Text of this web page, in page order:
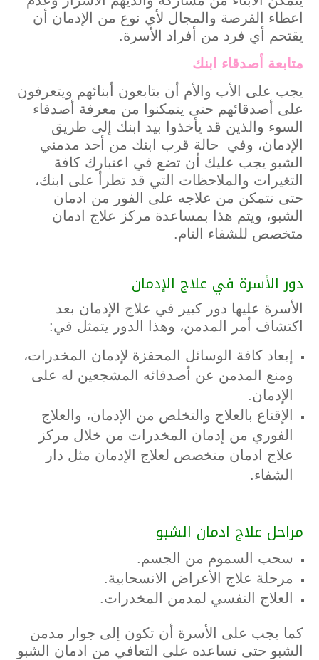
اعطاء الفرصة والمجال لأي نوع من الإدمان أن
يقتحم أي فرد من أفراد الأسرة.
متابعة أصدقاء ابنك
يجب على الأب والأم أن يتابعون أبنائهم ويتعرفون
على أصدقائهم حتى يتمكنوا من معرفة أصدقاء
السوء والذين قد يأخذوا بيد ابنك إلى طريق
الإدمان، وفي حالة قرب ابنك من أحد مدمني
الشبو يجب عليك أن تضع في اعتبارك كافة
التغيرات والملاحظات التي قد تطرأ على ابنك،
حتى تتمكن من علاجه على الفور من ادمان
الشبو، ويتم هذا بمساعدة مركز علاج ادمان
متخصص للشفاء التام.
دور الأسرة في علاج الإدمان
الأسرة عليها دور كبير في علاج الإدمان بعد
اكتشاف أمر المدمن، وهذا الدور يتمثل في:
إبعاد كافة الوسائل المحفزة لإدمان المخدرات،
ومنع المدمن عن أصدقائه المشجعين له على
الإدمان.
الإقناع بالعلاج والتخلص من الإدمان، والعلاج
الفوري من إدمان المخدرات من خلال مركز
علاج ادمان متخصص لعلاج الإدمان مثل دار
الشفاء.
مراحل علاج ادمان الشبو
سحب السموم من الجسم.
مرحلة علاج الأعراض الانسحابية.
العلاج النفسي لمدمن المخدرات.
كما يجب على الأسرة أن تكون إلى جوار مدمن
الشبو حتى تساعده على التعافي من ادمان الشبو